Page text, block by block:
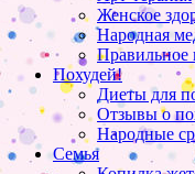
Женское
Народная
Правильное
Похудей!
Диеты для
Отзывы о
Народные
Семья